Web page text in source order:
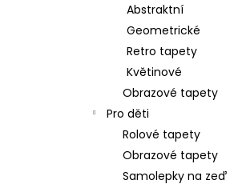
Abstraktní
Geometrické
Retro tapety
Květinové
Obrazové tapety
Pro děti
Rolové tapety
Obrazové tapety
Samolepky na zeď